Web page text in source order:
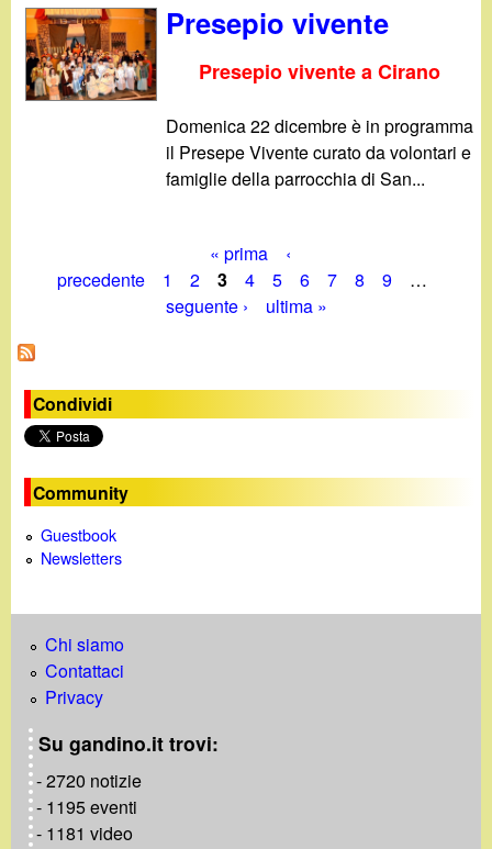
Presepio vivente
Presepio vivente a Cirano
Domenica 22 dicembre è in programma
il Presepe Vivente curato da volontari e
famiglie della parrocchia di San...
g
i
n
e
« prima
‹
precedente
1 2 3 4 5 6 7 8 9
…
seguente ›
ultima »
Condividi
Community
Guestbook
Newsletters
Chi siamo
Contattaci
Privacy
Su gandino.it trovi:
- 2720 notizie
- 1195 eventi
- 1181 video